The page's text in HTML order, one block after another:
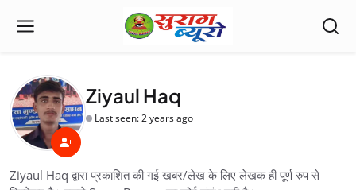
Ziyaul Haq
Last seen: 2 years ago
Ziyaul Haq द्वारा प्रकाशित की गई खबर/लेख के लिए लेखक ही पूर्ण रुप से